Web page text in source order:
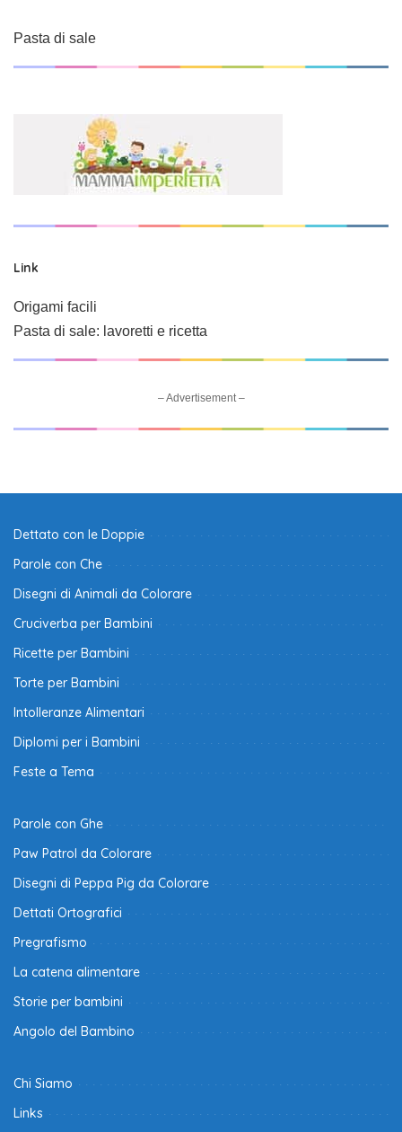
Pasta di sale
Link
Origami facili
Pasta di sale: lavoretti e ricetta
– Advertisement –
Dettato con le Doppie
Parole con Che
Disegni di Animali da Colorare
Cruciverba per Bambini
Ricette per Bambini
Torte per Bambini
Intolleranze Alimentari
Diplomi per i Bambini
Feste a Tema
Parole con Ghe
Paw Patrol da Colorare
Disegni di Peppa Pig da Colorare
Dettati Ortografici
Pregrafismo
La catena alimentare
Storie per bambini
Angolo del Bambino
Chi Siamo
Links